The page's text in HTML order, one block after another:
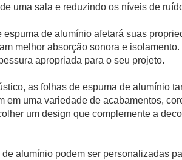
uma sala e reduzindo os níveis de
espuma de alumínio afetará suas
melhor absorção sonora e
apropriada para o seu projeto.
as folhas de espuma de alumínio
em uma variedade de acabamentos,
um design que complemente a
alumínio podem ser personalizadas